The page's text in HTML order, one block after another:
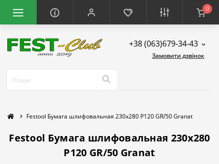
0
+38 (063)679-34-43
Замовити дзвінок
Festool Бумага шлифовальная 230x280 P120 GR/50 Granat
Festool Бумага шлифовальная 230x280
P120 GR/50 Granat